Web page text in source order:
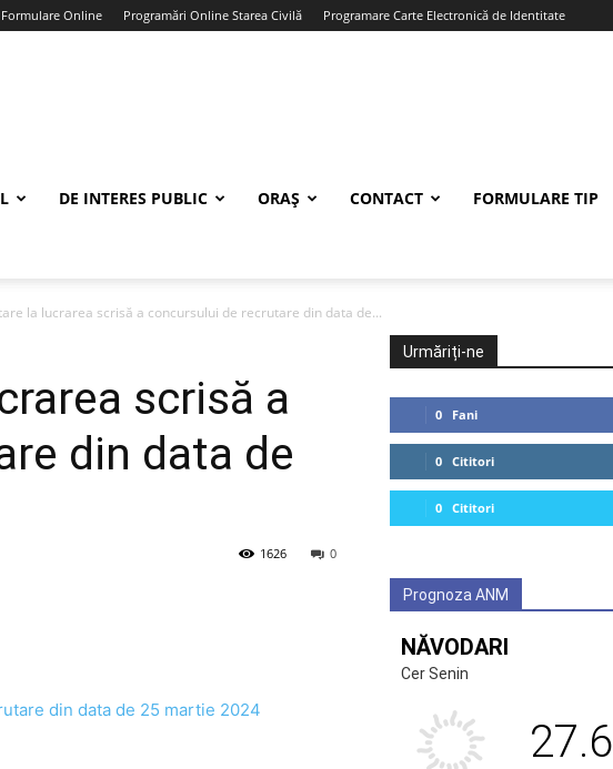
Formulare Online Programări Online Starea Civilă Programare Carte Electronică de Identitate
DE INTERES PUBLIC ORAȘ CONTACT FORMULARE TIP
la lucrarea scrisă a concursului de recrutare din data de...
scrisă a
din data de
0
1626
din data de 25 martie 2024
Urmăriți-ne
0 Fani
0 Cititori
0 Cititori
Prognoza ANM
NĂVODARI
Cer Senin
27.6